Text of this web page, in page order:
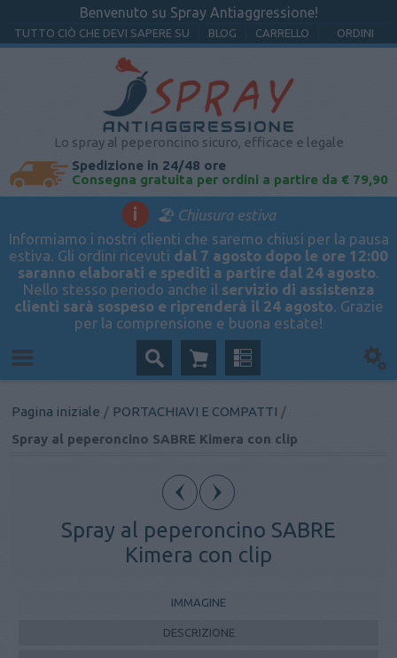
Benvenuto su Spray Antiaggressione!
TUTTO CIÒ CHE DEVI SAPERE SU BLOG CARRELLO ORDINI
Lo spray al peperoncino sicuro, efficace e legale
Spedizione in 24/48 ore
Consegna gratuita per ordini a partire da € 79,90
i
🏖️ Chiusura estiva
Informiamo i nostri clienti che saremo chiusi per la pausa
estiva. Gli ordini ricevuti dal 7 agosto dopo le ore 12:00
saranno elaborati e spediti a partire dal 24 agosto.
Nello stesso periodo anche il servizio di assistenza
clienti sarà sospeso e riprenderà il 24 agosto. Grazie
per la comprensione e buona estate!
Pagina iniziale / PORTACHIAVI E COMPATTI /
Spray al peperoncino SABRE Kimera con clip
Spray al peperoncino SABRE
Kimera con clip
IMMAGINE
DESCRIZIONE